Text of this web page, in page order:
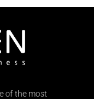
of the most